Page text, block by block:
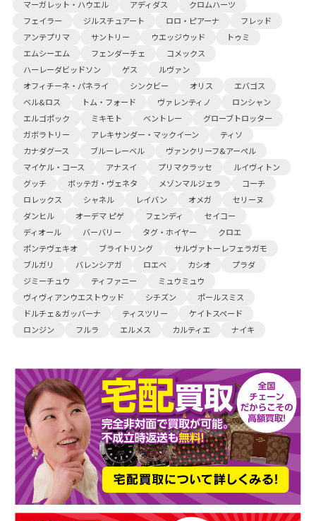
マーガレット・ハウエル アディダス
クロムハーツ
フェイラー
ジルスチュアート ロロ・ピアーナ
フレッド
アンテプリマ
サントリー ウエッジウッド
トゥミ
エムシーエム
フェンダーチェ
コメックス
ハーレーダビッドソン
ゲス
ルヴァン
オフィチーネ・パネライ
シンクビー オリス
エバゴス
ベル&ロス
トム・フォード ヴァレンティノ
ロンシャン
エルゴポック
ミキモト ベントレー
グローブトロッター
ガボラトリー
アレキサンダー・マックイーン
ティソ
カナダグース
ブルーレーベル
ヴァンクリーフ&アーペル
マイケル・コース
アナスイ プリマクラッセ
ルイヴィトン
グッチ
ボッテガ・ヴェネタ メゾンマルジェラ
コーチ
ロレックス
シャネル レイバン オメガ
セリーヌ
ダンヒル
オーデマ ピゲ フェンディ
セイコー
ディオール
バーバリー タグ・ホイヤー
クロエ
ポンテヴェキオ
ブライトリング
サルヴァトーレフェラガモ
ブルガリ
バレンシアガ ロエベ カシオ
プラダ
ジミーチュウ
ティファニー
ミュウミュウ
ヴィヴィアンウエストウッド
シチズン
ポールスミス
ドルチェ＆ガッバーナ
ティスツリー
ケイトスペード
ロンジン
フルラ エルメス カルティエ ナイキ